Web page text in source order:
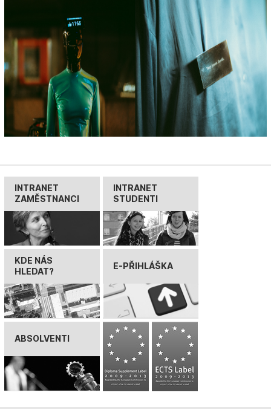
INTRANET
ZAMĚSTNANCI
INTRANET
STUDENTI
KDE NÁS
HLEDAT?
E-PŘIHLÁŠKA
ABSOLVENTI